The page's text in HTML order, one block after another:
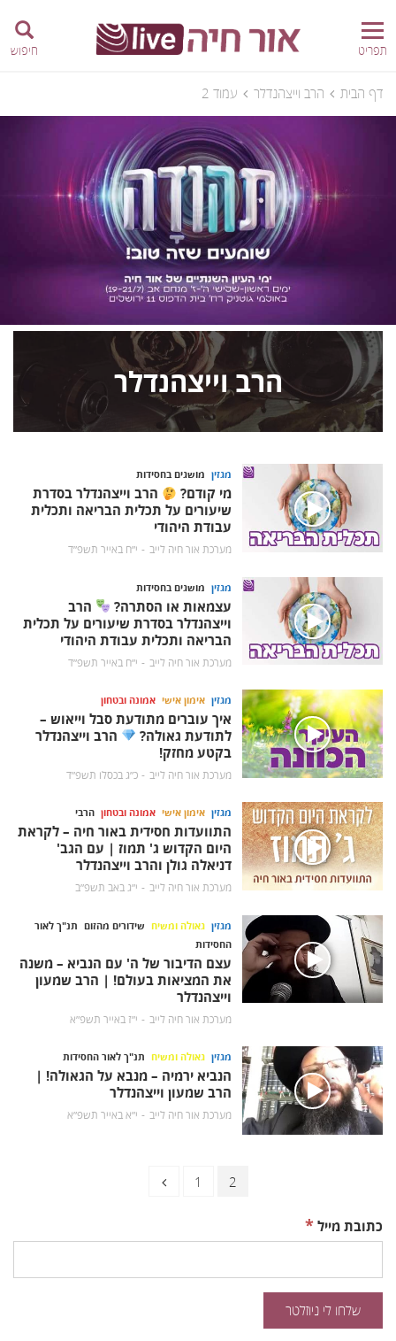
תפריט חיפוש
דף הבית הרב וייצהנדלר עמוד 2
הרב וייצהנדלר
מגזין מושגים בחסידות
מי קודם?
הרב וייצהנדלר בסדרת
שיעורים על תכלית הבריאה ותכלית
עבודת היהודי
מערכת אור חיה לייב י״ח באייר תשפ״ד
מגזין מושגים בחסידות
עצמאות או הסתרה?
הרב
וייצהנדלר בסדרת שיעורים על תכלית
הבריאה ותכלית עבודת היהודי
מערכת אור חיה לייב י״ח באייר תשפ״ד
מגזין אימון אישי אמונה ובטחון
איך עוברים מתודעת סבל וייאוש –
לתודעת גאולה?
הרב וייצהנדלר
בקטע מחזק!
מערכת אור חיה לייב כ״ג בכסלו תשפ״ד
מגזין אימון אישי אמונה ובטחון הרבי
התוועדות חסידית באור חיה – לקראת
היום הקדוש ג' תמוז | עם הגב'
דניאלה גולן והרב וייצהנדלר
מערכת אור חיה לייב י״ג באב תשפ״ב
מגזין גאולה ומשיח שידורים מהזום תנ"ך לאור
החסידות
עצם הדיבור של ה' עם הנביא – משנה
את המציאות בעולם! | הרב שמעון
וייצהנדלר
מערכת אור חיה לייב י״ז באייר תשפ״א
מגזין גאולה ומשיח תנ"ך לאור החסידות
הנביא ירמיה – מנבא על הגאולה! |
הרב שמעון וייצהנדלר
מערכת אור חיה לייב י״א באייר תשפ״א
דף1 דף
2
כתובת מייל *